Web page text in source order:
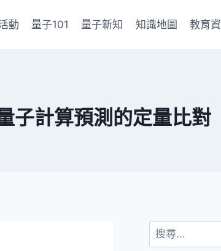
動 量子101 量子新知 知識地圖 教育
子計算預測的定量比對